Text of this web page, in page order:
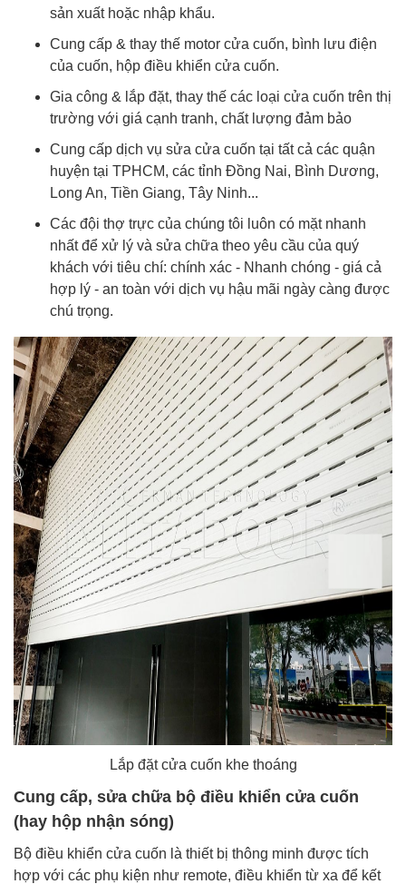
sản xuất hoặc nhập khẩu.
Cung cấp & thay thế motor cửa cuốn, bình lưu điện
của cuốn, hộp điều khiển cửa cuốn.
Gia công & lắp đặt, thay thế các loại cửa cuốn trên thị
trường với giá cạnh tranh, chất lượng đảm bảo
Cung cấp dịch vụ sửa cửa cuốn tại tất cả các quận
huyện tại TPHCM, các tỉnh Đồng Nai, Bình Dương,
Long An, Tiền Giang, Tây Ninh...
Các đội thợ trực của chúng tôi luôn có mặt nhanh
nhất để xử lý và sửa chữa theo yêu cầu của quý
khách với tiêu chí: chính xác - Nhanh chóng - giá cả
hợp lý - an toàn với dịch vụ hậu mãi ngày càng được
chú trọng.
Lắp đặt cửa cuốn khe thoáng
Cung cấp, sửa chữa bộ điều khiển cửa cuốn
(hay hộp nhận sóng)
Bộ điều khiển cửa cuốn là thiết bị thông minh được tích
hợp với các phụ kiện như remote, điều khiển từ xa để kết